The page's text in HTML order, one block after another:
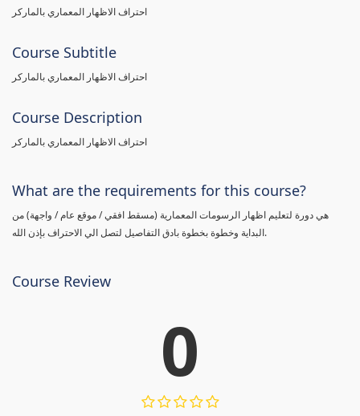
احتراف الاظهار المعماري بالماركر
Course Subtitle
احتراف الاظهار المعماري بالماركر
Course Description
احتراف الاظهار المعماري بالماركر
What are the requirements for this course?
هي دورة لتعليم اظهار الرسومات المعمارية (مسقط افقي / موقع عام / واجهة) من
البداية وخطوة بخطوة بادق التفاصيل لتصل الي الاحتراف بإذن الله.
Course Review
0